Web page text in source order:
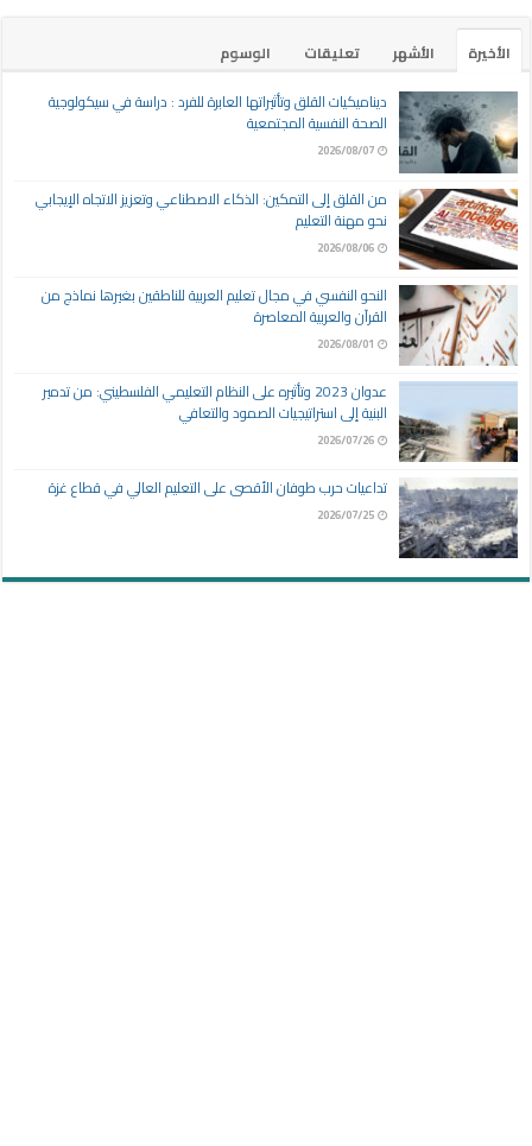
الأخيرة الأشهر تعليقات
الوسوم
ديناميكيات القلق وتأثيراتها العابرة للفرد : دراسة في سيكولوجية
الصحة النفسية المجتمعية
2026/08/07
من القلق إلى التمكين: الذكاء الاصطناعي وتعزيز الاتجاه الإيجابي
نحو مهنة التعليم
2026/08/06
النحو النفسي في مجال تعليم العربية للناطقين بغيرها نماذج من
القرآن والعربية المعاصرة
2026/08/01
عدوان 2023 وتأثيره على النظام التعليمي الفلسطيني: من تدمير
البنية إلى استراتيجيات الصمود والتعافي
2026/07/26
تداعيات حرب طوفان الأقصى على التعليم العالي في قطاع غزة
2026/07/25